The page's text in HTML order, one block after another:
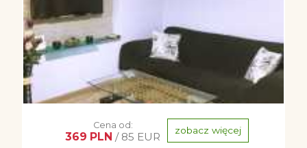
Cena od:
369 PLN / 85 EUR zobacz więcej